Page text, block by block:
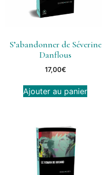
S’abandonner de Séverine
Danflous
17,00€
Ajouter au panier